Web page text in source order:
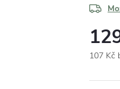
107 Kč
cena: